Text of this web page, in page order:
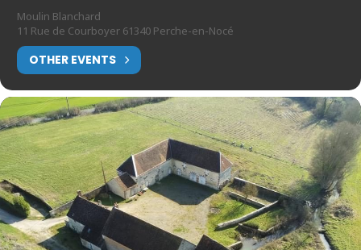
Moulin Blanchard
11 Rue de Courboyer 61340 Perche-en-Nocé
OTHER EVENTS